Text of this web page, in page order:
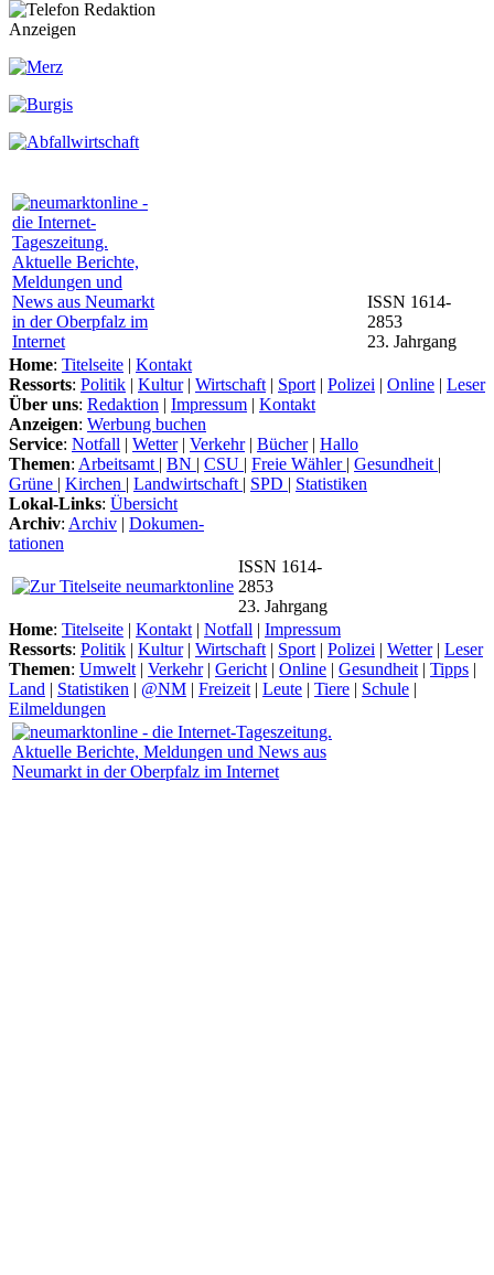
Anzeigen
ISSN 1614-
2853
23. Jahrgang
Home: Titelseite | Kontakt
Ressorts: Politik | Kultur| Wirtschaft | Sport | Polizei | Online | Leser
Über uns: Redaktion | Impressum | Kontakt
Anzeigen: Werbung buchen
Service: Notfall | Wetter| Verkehr| Bücher| Hallo
Themen: Arbeitsamt | BN | CSU | Freie Wähler | Gesundheit |
Grüne | Kirchen | Landwirtschaft | SPD | Statistiken
Lokal-Links: Übersicht
Archiv: Archiv | Dokumen-
tationen
ISSN 1614-
2853
23. Jahrgang
Home: Titelseite | Kontakt | Notfall | Impressum
Ressorts: Politik | Kultur| Wirtschaft | Sport | Polizei | Wetter| Leser
Themen: Umwelt | Verkehr| Gericht | Online | Gesundheit | Tipps |
Land | Statistiken | @NM | Freizeit | Leute | Tiere | Schule |
Eilmeldungen